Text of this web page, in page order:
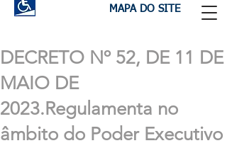
MAPA DO SITE
DECRETO Nº 52, DE 11 DE
MAIO DE
2023.Regulamenta no
âmbito do Poder Executivo